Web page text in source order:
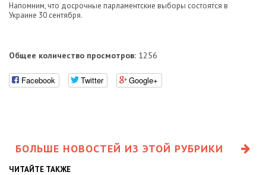
Напомним, что досрочные парламентские выборы состоятся в
Украине 30 сентября.
Общее количество просмотров: 1256
Facebook Twitter Google+
БОЛЬШЕ НОВОСТЕЙ ИЗ ЭТОЙ РУБРИКИ
ЧИТАЙТЕ ТАКЖЕ